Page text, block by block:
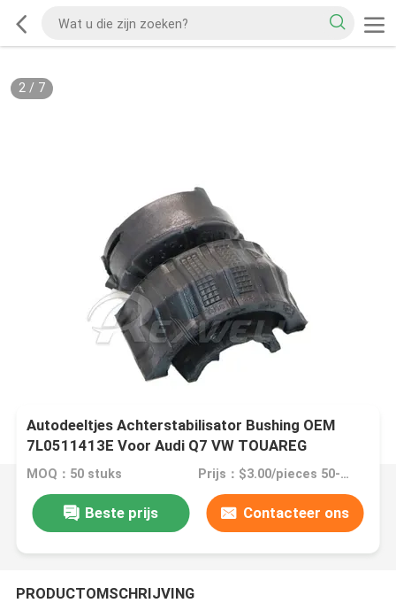
2/ 7
Autodeeltjes Achterstabilisator Bushing OEM
7L0511413E Voor Audi Q7 VW TOUAREG
MOQ：50 stuks Prijs：$3.00/pieces 50-199 pieces
Beste prijs Contacteer ons
PRODUCTOMSCHRIJVING